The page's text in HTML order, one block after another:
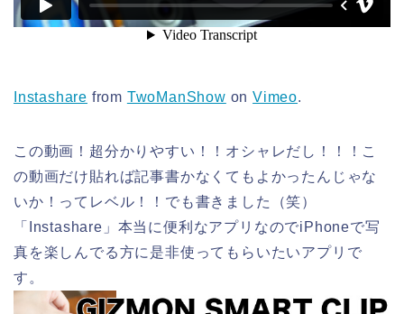
Instashare from TwoManShow onVimeo.
この動画！超分かりやすい！！オシャレだし！！！こ
の動画だけ貼れば記事書かなくてもよかったんじゃな
いか！ってレベル！！でも書きました（笑）
「Instashare」本当に便利なアプリなのでiPhoneで写
真を楽しんでる方に是非使ってもらいたいアプリで
す。